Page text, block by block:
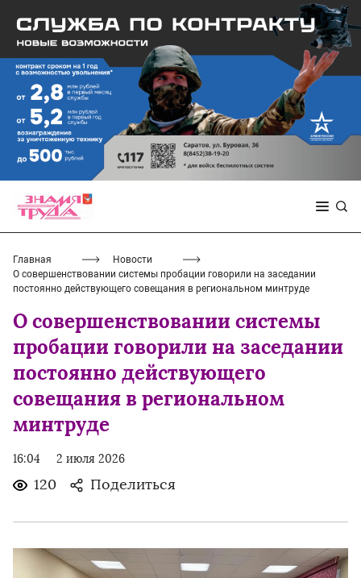
Главная
Новости
О совершенствовании системы пробации говорили на заседании
постоянно действующего совещания в региональном минтруде
О совершенствовании системы
пробации говорили на заседании
постоянно действующего
совещания в региональном
минтруде
16:04 2 июля 2026
120 Поделиться